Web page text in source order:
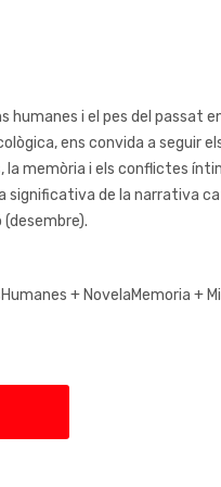
humanes i el pes del passat
ens convida a seguir
memòria i els conflictes
significativa de la narrativa
+ NovelaMemoria +